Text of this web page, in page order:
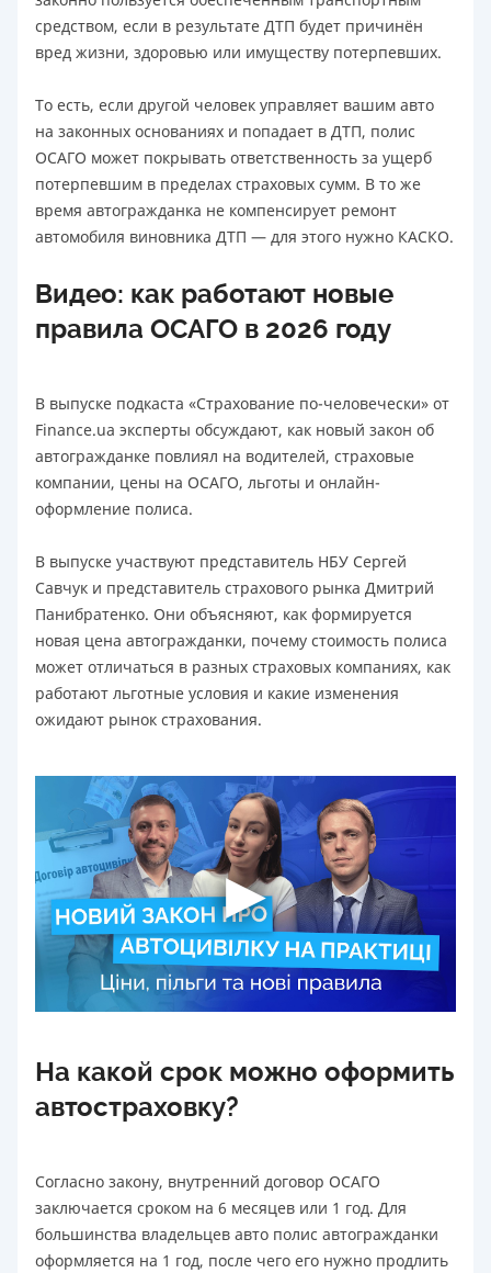
средством, если в результате ДТП будет причинён
вред жизни, здоровью или имуществу потерпевших.
То есть, если другой человек управляет вашим авто
на законных основаниях и попадает в ДТП, полис
ОСАГО может покрывать ответственность за ущерб
потерпевшим в пределах страховых сумм. В то же
время автогражданка не компенсирует ремонт
автомобиля виновника ДТП — для этого нужно КАСКО.
Видео: как работают новые
правила ОСАГО в 2026 году
В выпуске подкаста «Страхование по-человечески» от
Finance.ua эксперты обсуждают, как новый закон об
автогражданке повлиял на водителей, страховые
компании, цены на ОСАГО, льготы и онлайн-
оформление полиса.
В выпуске участвуют представитель НБУ Сергей
Савчук и представитель страхового рынка Дмитрий
Панибратенко. Они объясняют, как формируется
новая цена автогражданки, почему стоимость полиса
может отличаться в разных страховых компаниях, как
работают льготные условия и какие изменения
ожидают рынок страхования.
На какой срок можно оформить
автостраховку?
Согласно закону, внутренний договор ОСАГО
заключается сроком на 6 месяцев или 1 год. Для
большинства владельцев авто полис автогражданки
оформляется на 1 год, после чего его нужно продлить